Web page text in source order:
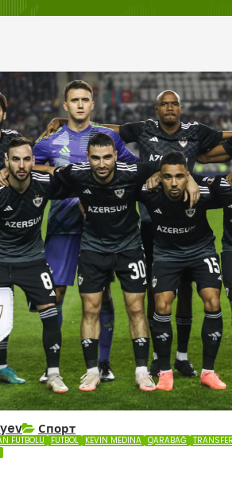
Спорт
FUTBOLU FUTBOL KEVIN MEDINA QARABAĞ TRANSFER